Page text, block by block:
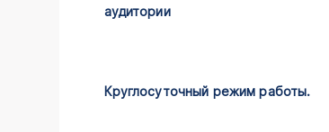
аудитории
Круглосуточный режим работы.